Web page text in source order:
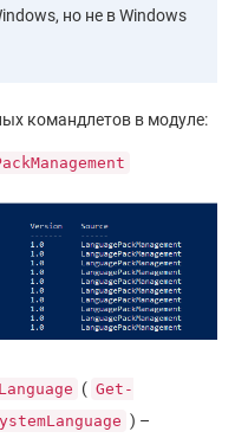
но не в Windows
командлетов в модуле:
( Get-
) –